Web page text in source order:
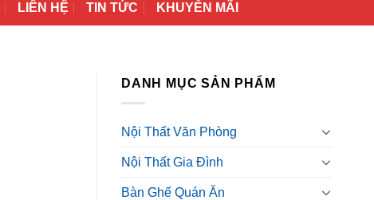
LIÊN HỆ TIN TỨC KHUYẾN MÃI
DANH MỤC SẢN PHẨM
Nội Thất Văn Phòng
Nội Thất Gia Đình
Bàn Ghế Quán Ăn